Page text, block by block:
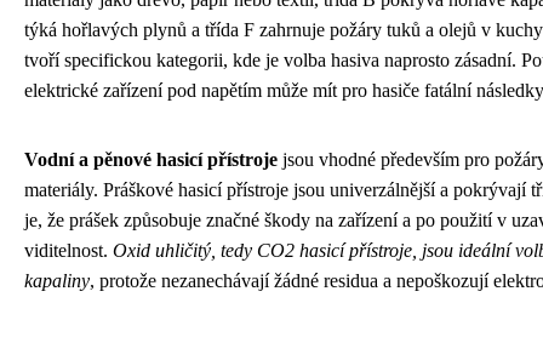
týká hořlavých plynů a třída F zahrnuje požáry tuků a olejů v
tvoří specifickou kategorii, kde je volba hasiva naprosto zásadní.
elektrické zařízení pod napětím může mít pro hasiče fatální
Vodní a pěnové hasicí přístroje jsou vhodné především pro
materiály. Práškové hasicí přístroje jsou univerzálnější a pokrývají
je, že prášek způsobuje značné škody na zařízení a po použití v
viditelnost. Oxid uhličitý, tedy CO2 hasicí přístroje, jsou ideální
kapaliny, protože nezanechávají žádné residua a nepoškozují